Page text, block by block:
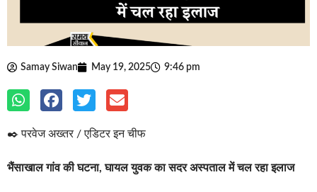
Samay Siwan May 19, 2025 9:46 pm
✒️ परवेज अख्तर / एडिटर इन चीफ
भैंसाखाल गांव की घटना, घायल युवक का सदर अस्पताल में चल रहा इलाज